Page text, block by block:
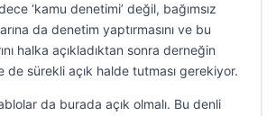
‘kamu denetimi’ değil, bağımsız
da denetim yaptırmasını ve bu
halka açıkladıktan sonra derneğin
de sürekli açık halde tutması gerekiyor.
da burada açık olmalı. Bu denli